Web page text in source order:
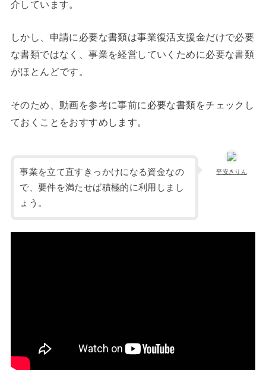
介しています。
しかし、申請に必要な書類は事業復活支援金だけで必要
な書類ではなく、事業を経営していくために必要な書類
がほとんどです。
そのため、動画を参考に事前に必要な書類をチェックし
ておくことをおすすめします。
平安きりん
事業を立て直すきっかけになる資金なの
で、要件を満たせば積極的に利用しまし
ょう。